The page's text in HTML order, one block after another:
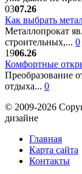
0307.26
Как выбрать
Металлопрокат
строительных,... 0
1906.26
Комфортные
Преобразование
отдыха... 0
© 2009-2026
дизайне
Главная
Карта сайта
Контакты